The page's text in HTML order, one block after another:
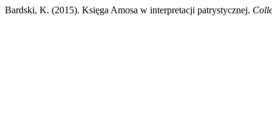
Bardski, K. (2015). Księga Amosa w interpretacji patrystycznej.